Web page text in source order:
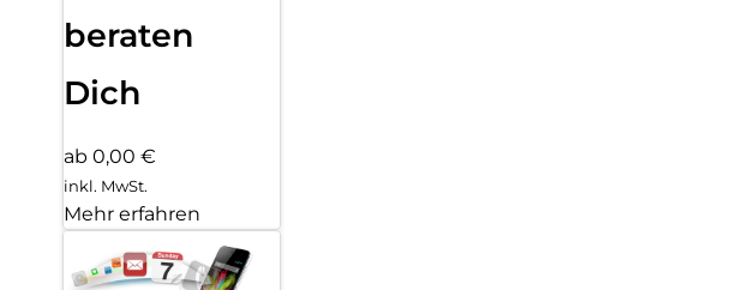
beraten
Dich
ab 0,00 €
inkl. MwSt.
Mehr erfahren